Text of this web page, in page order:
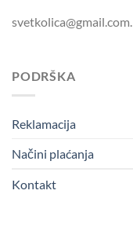
svetkolica@gmail.com.
PODRŠKA
Reklamacija
Načini plaćanja
Kontakt